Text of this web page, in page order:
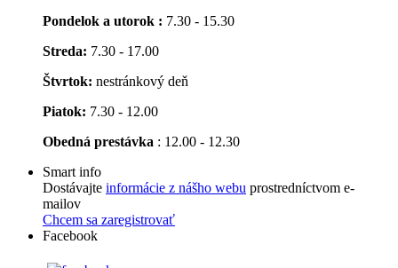
Pondelok a utorok : 7.30 - 15.30
Streda: 7.30 - 17.00
Štvrtok: nestránkový deň
Piatok: 7.30 - 12.00
Obedná prestávka : 12.00 - 12.30
Smart info
Dostávajte informácie z nášho webu prostredníctvom e-
mailov
Chcem sa zaregistrovať
Facebook